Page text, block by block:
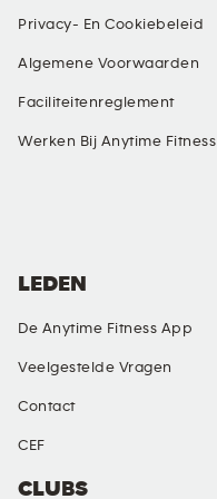
Privacy- En Cookiebeleid
Algemene Voorwaarden
Faciliteitenreglement
Werken Bij Anytime Fitness
CLUBS
LEDEN
De Anytime Fitness App
Veelgestelde Vragen
Contact
CEF